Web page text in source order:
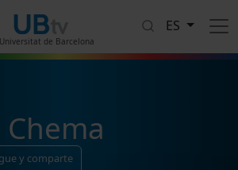
de Barcelona
ES
y comparte